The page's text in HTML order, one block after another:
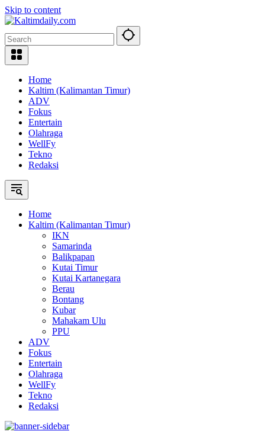
Skip to content
Home
Kaltim (Kalimantan Timur)
ADV
Fokus
Entertain
Olahraga
WellFy
Tekno
Redaksi
Home
Kaltim (Kalimantan Timur)
IKN
Samarinda
Balikpapan
Kutai Timur
Kutai Kartanegara
Berau
Bontang
Kubar
Mahakam Ulu
PPU
ADV
Fokus
Entertain
Olahraga
WellFy
Tekno
Redaksi